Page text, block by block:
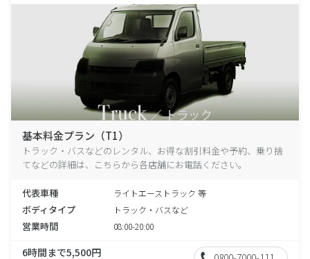
基本料金プラン（T1）
トラック・バスなどのレンタル、お得な割引料金や予約、乗り捨
てなどの詳細は、こちらから各店舗にお電話ください。
代表車種 ライトエーストラック 等
ボディタイプ トラック・バスなど
営業時間 08:00-20:00
6時間まで5,500円